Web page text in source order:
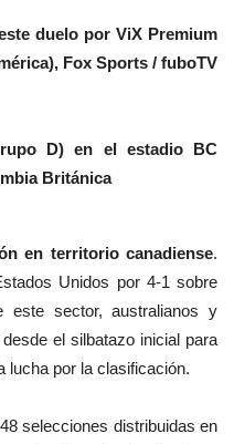
duelo por ViX Premium
Fox Sports / fuboTV
D) en el estadio BC
Británica
en territorio canadiense.
Unidos por 4-1 sobre
este sector, australianos y
el silbatazo inicial para
lucha por la clasificación.
selecciones distribuidas en